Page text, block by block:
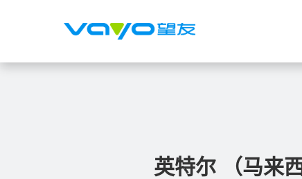
英特尔 （马来